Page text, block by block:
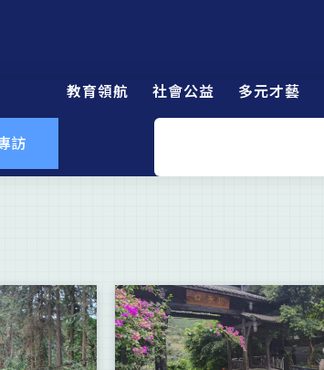
教育領航 社會公益 多元才藝
訪